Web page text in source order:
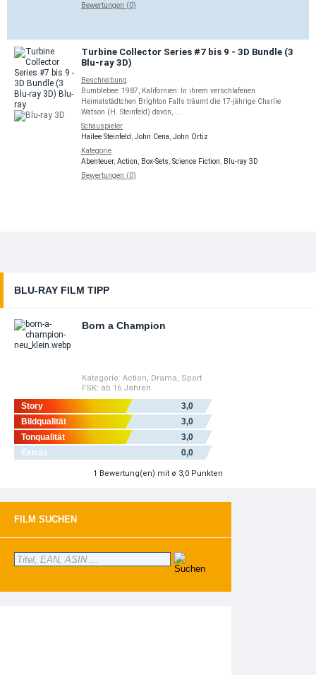
Bewertungen (0)
Turbine Collector Series #7 bis 9 - 3D Bundle (3
Blu-ray 3D)
Beschreibung
Bumblebee: 1987, Kalifornien: In ihrem verschlafenen
Heimatstädtchen Brighton Falls träumt die 17-jährige Charlie
Watson (H. Steinfeld) davon, ...
Schauspieler
Hailee Steinfeld
John Cena John Ortiz
Kategorie
Abenteuer, Action Box-Sets Science Fiction
Blu-ray 3D
Bewertungen (0)
BLU-RAY FILM TIPP
Born a Champion
Kategorie: Action, Drama, Sport
FSK: ab 16 Jahren
Story
3,0
Bildqualität
3,0
Tonqualität
3,0
Extras
0,0
1 Bewertung(en) mit ø 3,0 Punkten
FILM SUCHEN